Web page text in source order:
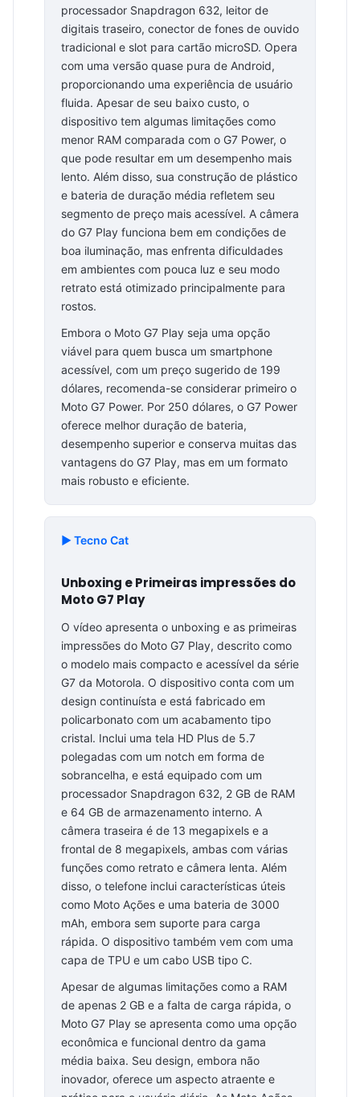
processador Snapdragon 632, leitor de
digitais traseiro, conector de fones de ouvido
tradicional e slot para cartão microSD. Opera
com uma versão quase pura de Android,
proporcionando uma experiência de usuário
fluida. Apesar de seu baixo custo, o
dispositivo tem algumas limitações como
menor RAM comparada com o G7 Power, o
que pode resultar em um desempenho mais
lento. Além disso, sua construção de plástico
e bateria de duração média refletem seu
segmento de preço mais acessível. A câmera
do G7 Play funciona bem em condições de
boa iluminação, mas enfrenta dificuldades
em ambientes com pouca luz e seu modo
retrato está otimizado principalmente para
rostos.
Embora o Moto G7 Play seja uma opção
viável para quem busca um smartphone
acessível, com um preço sugerido de 199
dólares, recomenda-se considerar primeiro o
Moto G7 Power. Por 250 dólares, o G7 Power
oferece melhor duração de bateria,
desempenho superior e conserva muitas das
vantagens do G7 Play, mas em um formato
mais robusto e eficiente.
▶️ Tecno Cat
Unboxing e Primeiras impressões do
Moto G7 Play
O vídeo apresenta o unboxing e as primeiras
impressões do Moto G7 Play, descrito como
o modelo mais compacto e acessível da série
G7 da Motorola. O dispositivo conta com um
design continuísta e está fabricado em
policarbonato com um acabamento tipo
cristal. Inclui uma tela HD Plus de 5.7
polegadas com um notch em forma de
sobrancelha, e está equipado com um
processador Snapdragon 632, 2 GB de RAM
e 64 GB de armazenamento interno. A
câmera traseira é de 13 megapixels e a
frontal de 8 megapixels, ambas com várias
funções como retrato e câmera lenta. Além
disso, o telefone inclui características úteis
como Moto Ações e uma bateria de 3000
mAh, embora sem suporte para carga
rápida. O dispositivo também vem com uma
capa de TPU e um cabo USB tipo C.
Apesar de algumas limitações como a RAM
de apenas 2 GB e a falta de carga rápida, o
Moto G7 Play se apresenta como uma opção
econômica e funcional dentro da gama
média baixa. Seu design, embora não
inovador, oferece um aspecto atraente e